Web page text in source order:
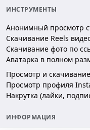
ИНСТРУМЕНТЫ
Анонимный просмотр
Скачивание Reels
Скачивание фото по
Аватарка в полном
Просмотр и
Просмотр профиля
Накрутка (лайки,
ИНФОРМАЦИЯ